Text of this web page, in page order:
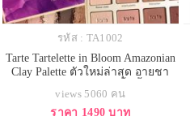
รหัส : TA1002
Tarte Tartelette in Bloom Amazonian
Clay Palette ตัวใหม่ล่าสุด อายชา
และชิมเมอร์ทั้งโทนครีม น้ำตาล
และดำ สามารถแต่งได้หลากหลาย
views 5060 คน
ราคา 1490 บาท